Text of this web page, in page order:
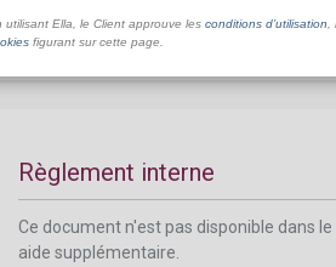
Règlement interne
Ce document n'est pas disponible dans
aide supplémentaire.
utilisant Ella, le Client approuve les conditions d’utilisation
figurant sur cette page.